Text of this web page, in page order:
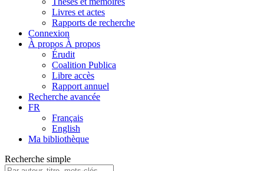
Livres et actes
Rapports de recherche
Connexion
À propos À propos
Érudit
Coalition Publica
Libre accès
Rapport annuel
Recherche avancée
FR
Français
English
Ma bibliothèque
Recherche simple